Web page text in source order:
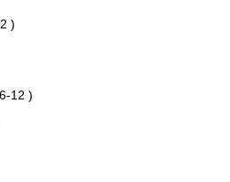
)
12 )